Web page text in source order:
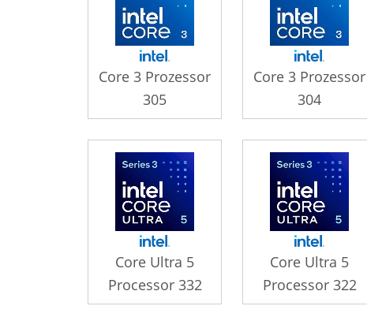
Core 3 Prozessor
305
Core 3 Prozessor
304
Core Ultra 5
Processor 332
Core Ultra 5
Processor 322